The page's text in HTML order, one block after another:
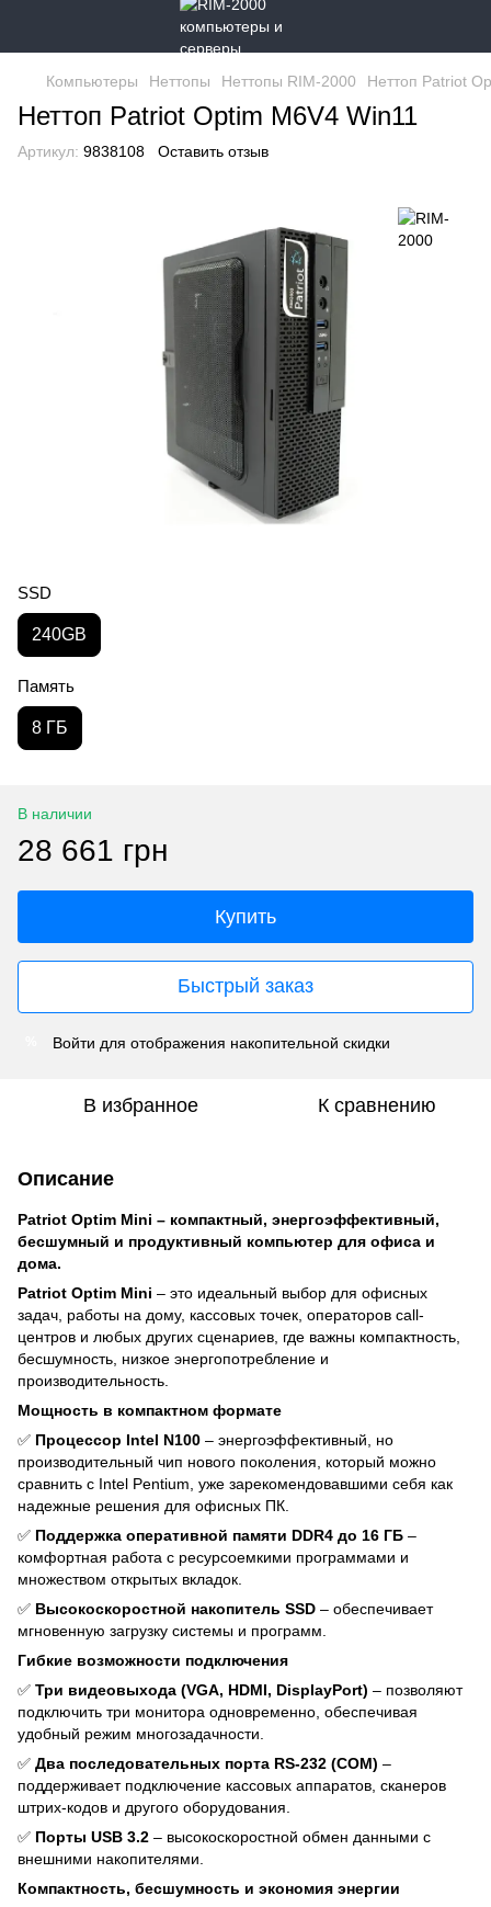
Компьютеры Неттопы Неттопы RIM-2000 Неттоп Patriot
Неттоп Patriot Optim M6V4 Win11
Артикул: 9838108 Оставить отзыв
SSD
240GB
Память
8 ГБ
В наличии
28 661 грн
Купить
Быстрый заказ
Войти для отображения накопительной скидки
В избранное К сравнению
Описание
Patriot Optim Mini – компактный, энергоэффективный,
бесшумный и продуктивный компьютер для офиса и
дома.
Patriot Optim Mini – это идеальный выбор для офисных
задач, работы на дому, кассовых точек, операторов call-
центров и любых других сценариев, где важны компактность,
бесшумность, низкое энергопотребление и
производительность.
Мощность в компактном формате
✅ Процессор Intel N100 – энергоэффективный, но
производительный чип нового поколения, который можно
сравнить с Intel Pentium, уже зарекомендовавшими себя как
надежные решения для офисных ПК.
✅ Поддержка оперативной памяти DDR4 до 16 ГБ –
комфортная работа с ресурсоемкими программами и
множеством открытых вкладок.
✅ Высокоскоростной накопитель SSD – обеспечивает
мгновенную загрузку системы и программ.
Гибкие возможности подключения
✅ Три видеовыхода (VGA, HDMI, DisplayPort) – позволяют
подключить три монитора одновременно, обеспечивая
удобный режим многозадачности.
✅ Два последовательных порта RS-232 (COM) –
поддерживает подключение кассовых аппаратов, сканеров
штрих-кодов и другого оборудования.
✅ Порты USB 3.2 – высокоскоростной обмен данными с
внешними накопителями.
Компактность, бесшумность и экономия энергии